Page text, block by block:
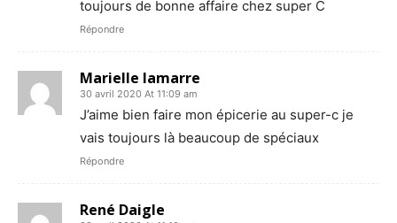
toujours de bonne affaire chez super C
Répondre
Marielle lamarre
30 avril 2020 At 11:09 am
J’aime bien faire mon épicerie au super-c je
vais toujours là beaucoup de spéciaux
Répondre
René Daigle